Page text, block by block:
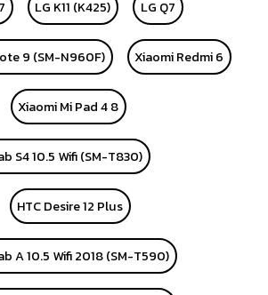
LG K11 (K425) LG Q7
9 (SM-N960F) Xiaomi Redmi 6
Xiaomi Mi Pad 4 8
S4 10.5 Wifi (SM-T830)
HTC Desire 12 Plus
A 10.5 Wifi 2018 (SM-T590)